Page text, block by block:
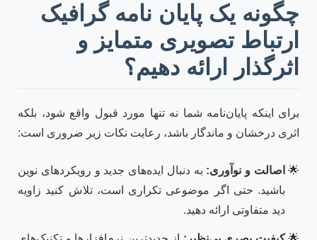
چگونه یک پایان نامه گرافیک
ارتباط تصویری متمایز و
اثرگذار ارائه دهیم؟
برای اینکه پایان‌نامه شما نه تنها مورد قبول واقع شود، بلکه
اثری درخشان و ماندگار باشد، رعایت نکات زیر ضروری است:
اصالت و نوآوری: به دنبال ایده‌های جدید و رویکردهای نوین
باشید. حتی اگر موضوعی تکراری است، تلاش کنید زاویه
دید متفاوتی ارائه دهید.